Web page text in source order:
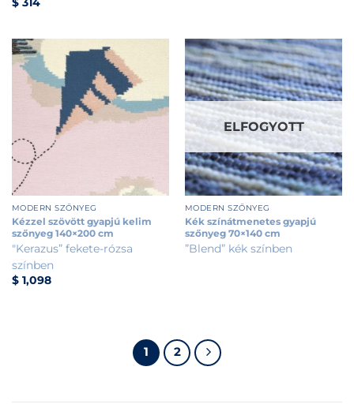
MODERN SZŐNYEG
Kézzel szövött gyapjú kelim
szőnyeg 140×200 cm
"Kerazus” fekete-rózsa
színben
$1,098
ELFOGYOTT
MODERN SZŐNYEG
Kék színátmenetes gyapjú
szőnyeg 70×140 cm
”Blend” kék színben
1 2